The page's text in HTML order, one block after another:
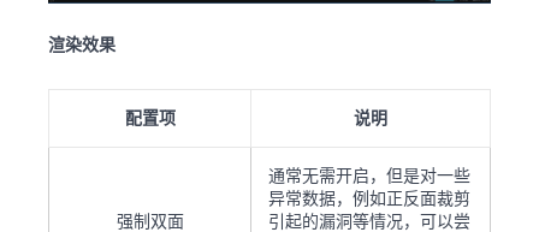
渲染效果
配置项 说明
强制双面
通常无需开启，但是对一些
异常数据，例如正反面裁剪
引起的漏洞等情况，可以尝